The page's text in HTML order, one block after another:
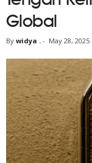
Global
By widya . - May 28, 2025